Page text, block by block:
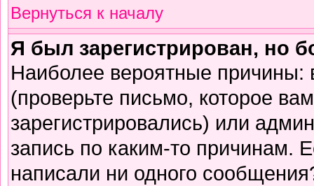
Вернуться к началу
Я был зарегистрирован, но
Наиболее вероятные причины:
(проверьте письмо, которое
зарегистрировались) или
запись по каким-то причинам.
написали ни одного